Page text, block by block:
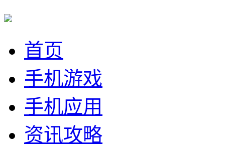
首页
手机游戏
手机应用
资讯攻略